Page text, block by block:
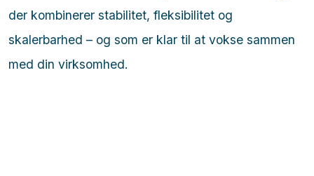
der kombinerer stabilitet, fleksibilitet og
skalerbarhed – og som er klar til at vokse sammen
med din virksomhed.